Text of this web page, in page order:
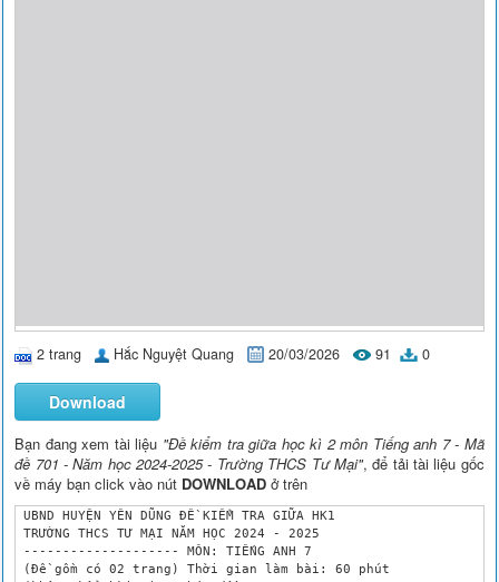
2 trang Hắc Nguyệt Quang 20/03/2026 91 0
Download
Bạn đang xem tài liệu "Đề kiểm tra giữa học kì 2 môn Tiếng anh 7 - Mã
đề 701 - Năm học 2024-2025 - Trường THCS Tư Mại", để tải tài liệu gốc
về máy bạn click vào nút DOWNLOAD ở trên
UBND HUYỆN YÊN DŨNG ĐỀ KIỂM TRA GIỮA HK1
TRƯỜNG THCS TƯ MẠI NĂM HỌC 2024 - 2025
-------------------- MÔN: TIẾNG ANH 7
(Đề gồm có 02 trang) Thời gian làm bài: 60 phút